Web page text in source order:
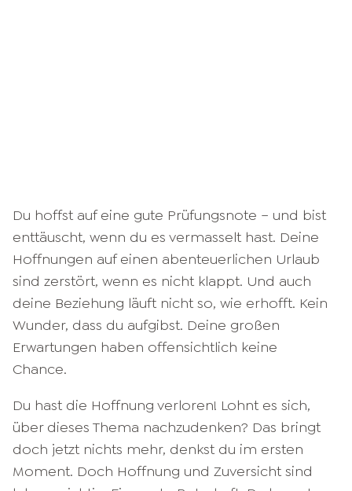
Du hoffst auf eine gute Prüfungsnote – und bist
enttäuscht, wenn du es vermasselt hast. Deine
Hoffnungen auf einen abenteuerlichen Urlaub
sind zerstört, wenn es nicht klappt. Und auch
deine Beziehung läuft nicht so, wie erhofft. Kein
Wunder, dass du aufgibst. Deine großen
Erwartungen haben offensichtlich keine
Chance.
Du hast die Hoffnung verloren! Lohnt es sich,
über dieses Thema nachzudenken? Das bringt
doch jetzt nichts mehr, denkst du im ersten
Moment. Doch Hoffnung und Zuversicht sind